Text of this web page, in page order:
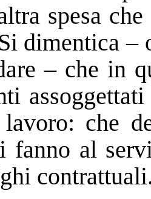
spesa
dimentica
– che in
che
fanno al